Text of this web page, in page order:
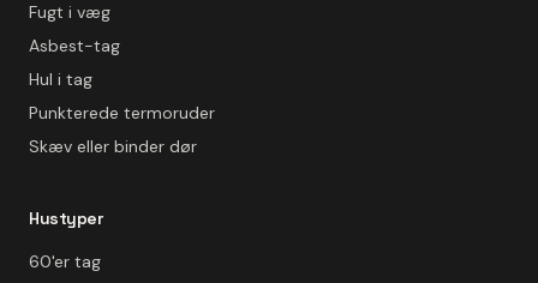
Fugt i væg
Asbest-tag
Hul i tag
Punkterede termoruder
Skæv eller binder dør
Hustyper
60'er tag